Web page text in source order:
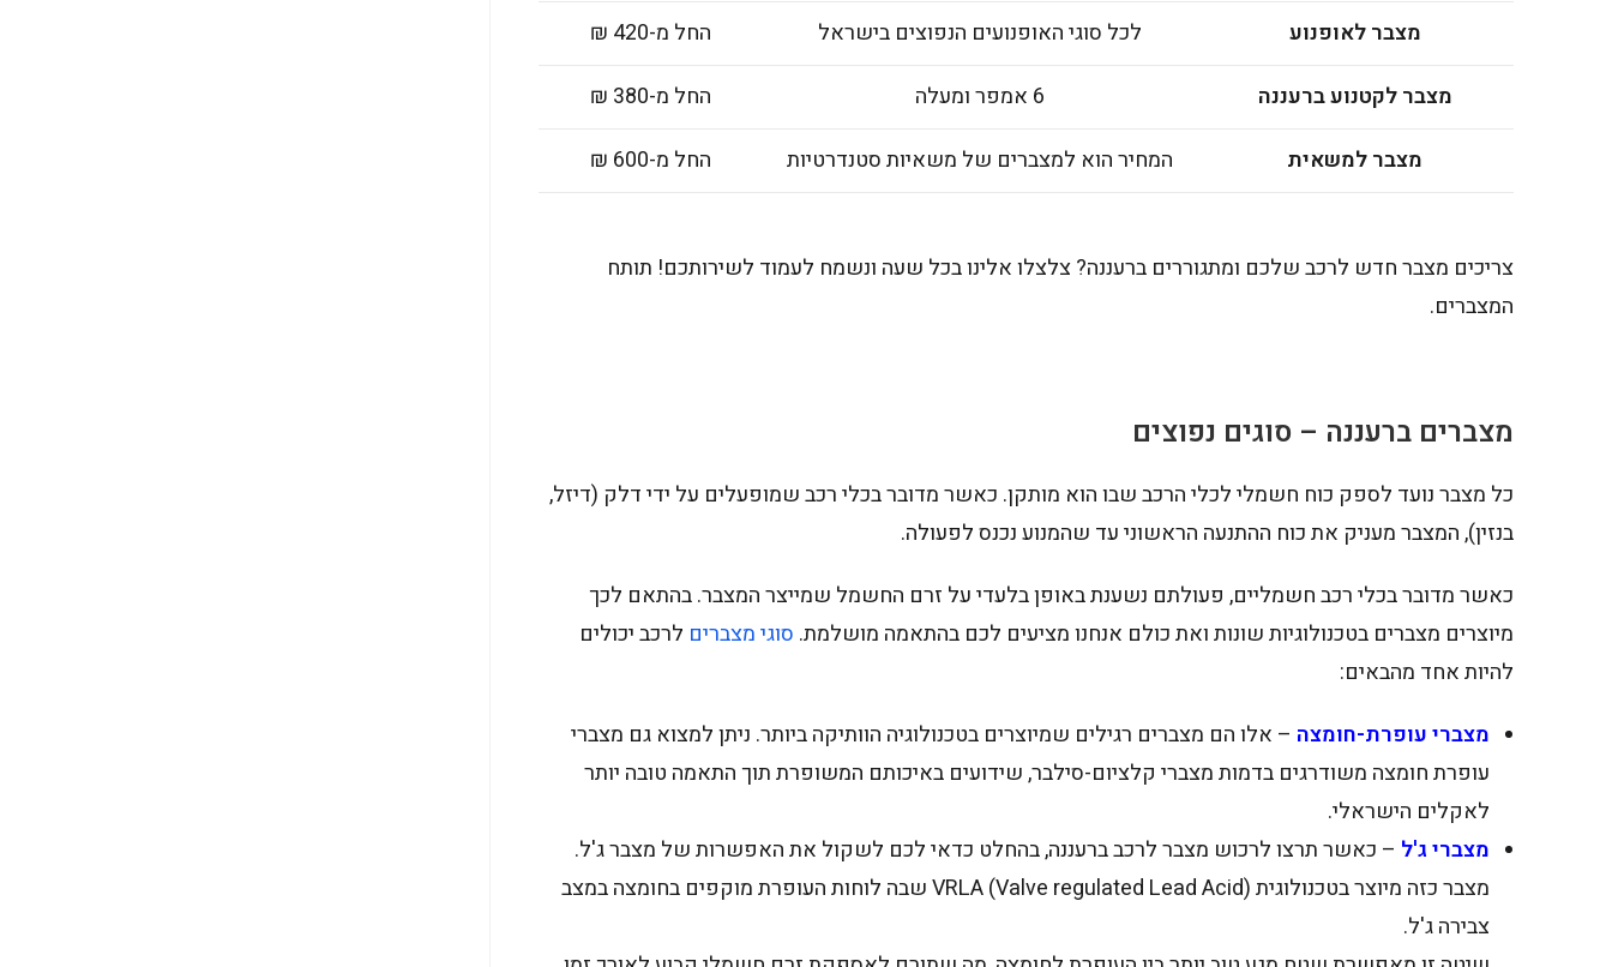
מצבר לאופנוע לכל סוגי האופנועים הנפוצים בישראל
החל מ-420 ₪
מצבר לקטנוע ברעננה
6 אמפר ומעלה
החל מ-380 ₪
מצבר למשאית
המחיר הוא למצברים של משאיות סטנדרטיות החל מ-600 ₪
צריכים מצבר חדש לרכב שלכם ומתגוררים ברעננה? צלצלו אלינו בכל שעה ונשמח לעמוד לשירותכם! תותח
המצברים.
מצברים ברעננה – סוגים נפוצים
כל מצבר נועד לספק כוח חשמלי לכלי הרכב שבו הוא מותקן. כאשר מדובר בכלי רכב שמופעלים על ידי דלק (דיזל,
בנזין), המצבר מעניק את כוח ההתנעה הראשוני עד שהמנוע נכנס לפעולה.
כאשר מדובר בכלי רכב חשמליים, פעולתם נשענת באופן בלעדי על זרם החשמל שמייצר המצבר. בהתאם לכך
מיוצרים מצברים בטכנולוגיות שונות ואת כולם אנחנו מציעים לכם בהתאמה מושלמת. סוגי מצברים לרכב יכולים
להיות אחד מהבאים:
מצברי עופרת-חומצה – אלו הם מצברים רגילים שמיוצרים בטכנולוגיה הוותיקה ביותר. ניתן למצוא גם מצברי
עופרת חומצה משודרגים בדמות מצברי קלציום-סילבר, שידועים באיכותם המשופרת תוך התאמה טובה יותר
לאקלים הישראלי.
מצברי ג'ל – כאשר תרצו לרכוש מצבר לרכב ברעננה, בהחלט כדאי לכם לשקול את האפשרות של מצבר ג'ל.
מצבר כזה מיוצר בטכנולוגית (VRLA (Valve regulated Lead Acid שבה לוחות העופרת מוקפים בחומצה במצב
צבירה ג'ל.